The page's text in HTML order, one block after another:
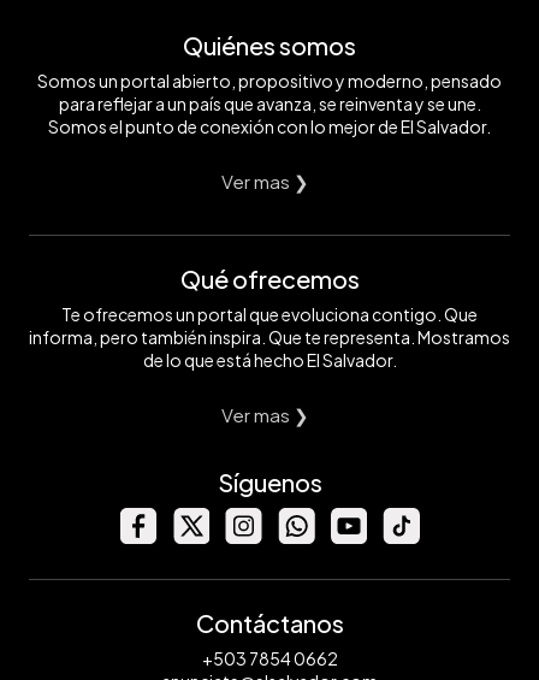
Quiénes somos
Somos un portal abierto, propositivo y moderno, pensado
para reflejar a un país que avanza, se reinventa y se une.
Somos el punto de conexión con lo mejor de El Salvador.
Ver mas ❯
Qué ofrecemos
Te ofrecemos un portal que evoluciona contigo. Que
informa, pero también inspira. Que te representa. Mostramos
de lo que está hecho El Salvador.
Ver mas ❯
Síguenos
Contáctanos
+503 7854 0662